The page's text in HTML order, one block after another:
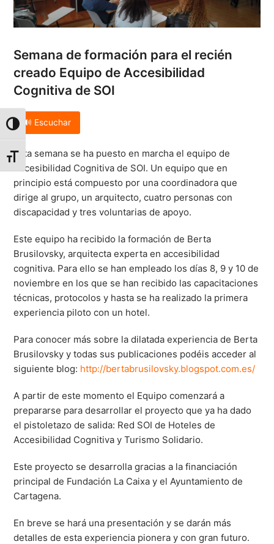
Alternar alto contraste
Alternar tamaño de letra
Semana de formación para el recién
creado Equipo de Accesibilidad
Cognitiva de SOI
🔊 Escuchar
Esta semana se ha puesto en marcha el equipo de
Accesibilidad Cognitiva de SOI. Un equipo que en
principio está compuesto por una coordinadora que
dirige al grupo, un arquitecto, cuatro personas con
discapacidad y tres voluntarias de apoyo.
Este equipo ha recibido la formación de Berta
Brusilovsky, arquitecta experta en accesibilidad
cognitiva. Para ello se han empleado los días 8, 9 y 10 de
noviembre en los que se han recibido las capacitaciones
técnicas, protocolos y hasta se ha realizado la primera
experiencia piloto con un hotel.
Para conocer más sobre la dilatada experiencia de Berta
Brusilovsky y todas sus publicaciones podéis acceder al
siguiente blog: http://bertabrusilovsky.blogspot.com.es/
A partir de este momento el Equipo comenzará a
prepararse para desarrollar el proyecto que ya ha dado
el pistoletazo de salida: Red SOI de Hoteles de
Accesibilidad Cognitiva y Turismo Solidario.
Este proyecto se desarrolla gracias a la financiación
principal de Fundación La Caixa y el Ayuntamiento de
Cartagena.
En breve se hará una presentación y se darán más
detalles de esta experiencia pionera y con gran futuro.